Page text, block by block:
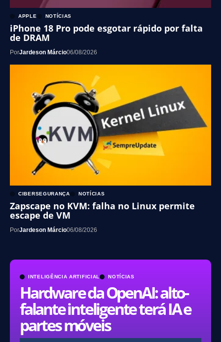
INTELIGÊNCIA ARTIFICIAL NOTÍCIAS
Hardware da OpenAI: alto-
falante inteligente terá IA e
partes móveis
APPLE NOTÍCIAS
iPhone 18 Pro pode esgotar rápido por falta
de DRAM
PorJardeson Márcio06/08/2026
CIBERSEGURANÇA NOTÍCIAS
Zapscape no KVM: falha no Linux permite
escape de VM
PorJardeson Márcio06/08/2026